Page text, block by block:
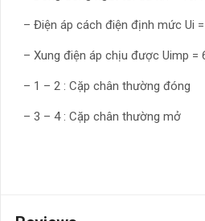
– Điện áp cách điện định mức Ui
– Xung điện áp chịu được Uimp =
– 1 – 2 : Cặp chân thường đóng
– 3 – 4 : Cặp chân thường mở